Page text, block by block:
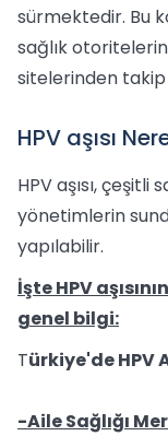
sürmektedir. Bu
sağlık
sitelerinden takip
HPV aşısı
HPV aşısı,
yönetimlerin
yapılabilir.
İşte HPV
genel bilgi:
Türkiye'de HPV
-Aile Sağlığı